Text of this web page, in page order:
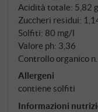
Acidità totale: 5,82
Zuccheri residui:
Solfiti: 80 mg/l
Valore ph: 3,36
Controllo organico
Allergeni
contiene solfiti
Informazioni